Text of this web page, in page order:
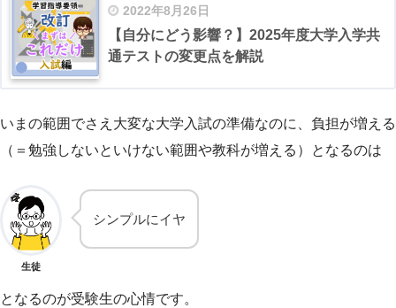
2022年8月26日
【自分にどう影響？】2025年度大学入学共
通テストの変更点を解説
いまの範囲でさえ大変な大学入試の準備なのに、負担が増える
（＝勉強しないといけない範囲や教科が増える）となるのは
生徒
シンプルにイヤ
となるのが受験生の心情です。